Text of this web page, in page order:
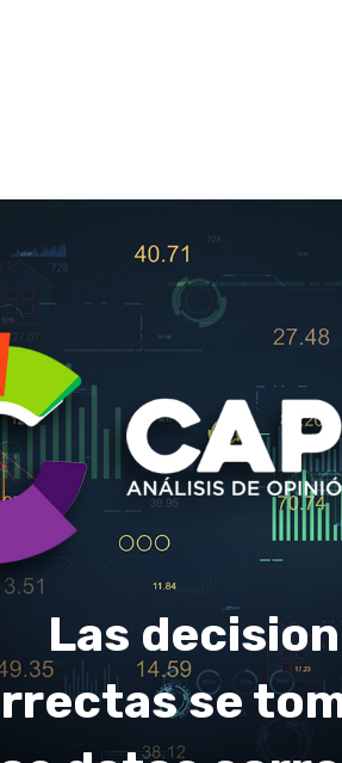
Las
se